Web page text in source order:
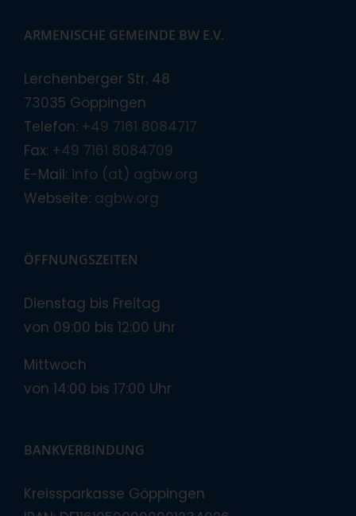
ARMENISCHE GEMEINDE BW E.V.
Lerchenberger Str. 48
73035 Göppingen
Telefon: +49 7161 8084717
Fax: +49 7161 8084709
E-Mail: info (at) agbw.org
Webseite: agbw.org
ÖFFNUNGSZEITEN
Dienstag bis Freitag
von 09:00 bis 12:00 Uhr
Mittwoch
von 14:00 bis 17:00 Uhr
BANKVERBINDUNG
Kreissparkasse Göppingen